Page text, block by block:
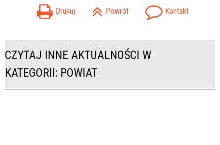
Drukuj Powrót Kontakt
CZYTAJ INNE AKTUALNOŚCI W
KATEGORII: POWIAT